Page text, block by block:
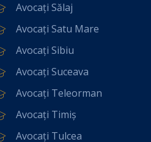
Avocați Sălaj
Avocați Satu Mare
Avocați Sibiu
Avocați Suceava
Avocați Teleorman
Avocați Timiș
Avocați Tulcea